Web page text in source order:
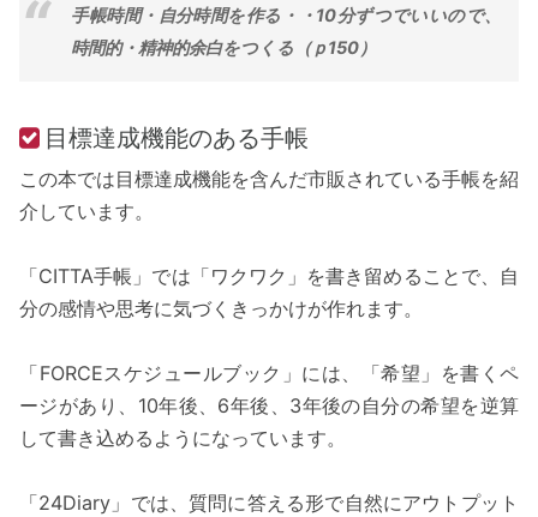
手帳時間・自分時間を作る・・10分ずつでいいので、
時間的・精神的余白をつくる（ｐ150）
目標達成機能のある手帳
この本では目標達成機能を含んだ市販されている手帳を紹
介しています。
「CITTA手帳」では「ワクワク」を書き留めることで、自
分の感情や思考に気づくきっかけが作れます。
「FORCEスケジュールブック」には、「希望」を書くペ
ージがあり、10年後、6年後、3年後の自分の希望を逆算
して書き込めるようになっています。
「24Diary」では、質問に答える形で自然にアウトプット